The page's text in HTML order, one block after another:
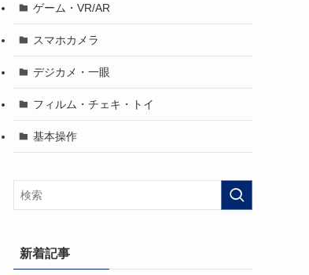
ゲーム・VR/AR
スマホカメラ
デジカメ・一眼
フィルム・チェキ・トイ
基本操作
新着記事